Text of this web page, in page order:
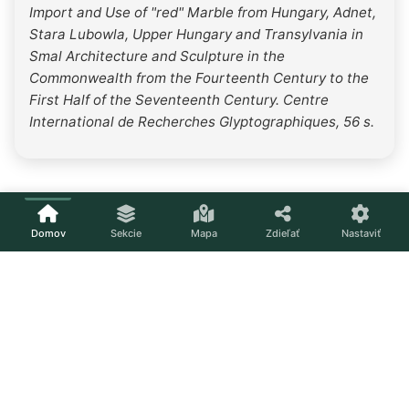
Import and Use of "red" Marble from Hungary, Adnet,
Stara Lubowla, Upper Hungary and Transylvania in
Smal Architecture and Sculpture in the
Commonwealth from the Fourteenth Century to the
First Half of the Seventeenth Century. Centre
International de Recherches Glyptographiques, 56 s.
Domov Sekcie Mapa Zdieľať Nastaviť